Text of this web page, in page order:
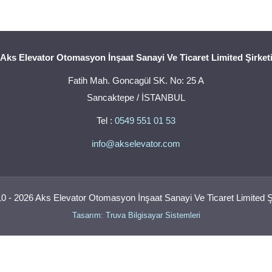
Aks Elevator Otomasyon İnşaat Sanayi Ve Ticaret Limited Şirketi
Fatih Mah. Goncagül SK. No: 25 A
Sancaktepe / İSTANBUL
Tel : 0549 551 01 53
info@akselevator.com
- 2026 Aks Elevator Otomasyon İnşaat Sanayi Ve Ticaret Limited
Tasarım: Truva Bilgisayar Sistemleri